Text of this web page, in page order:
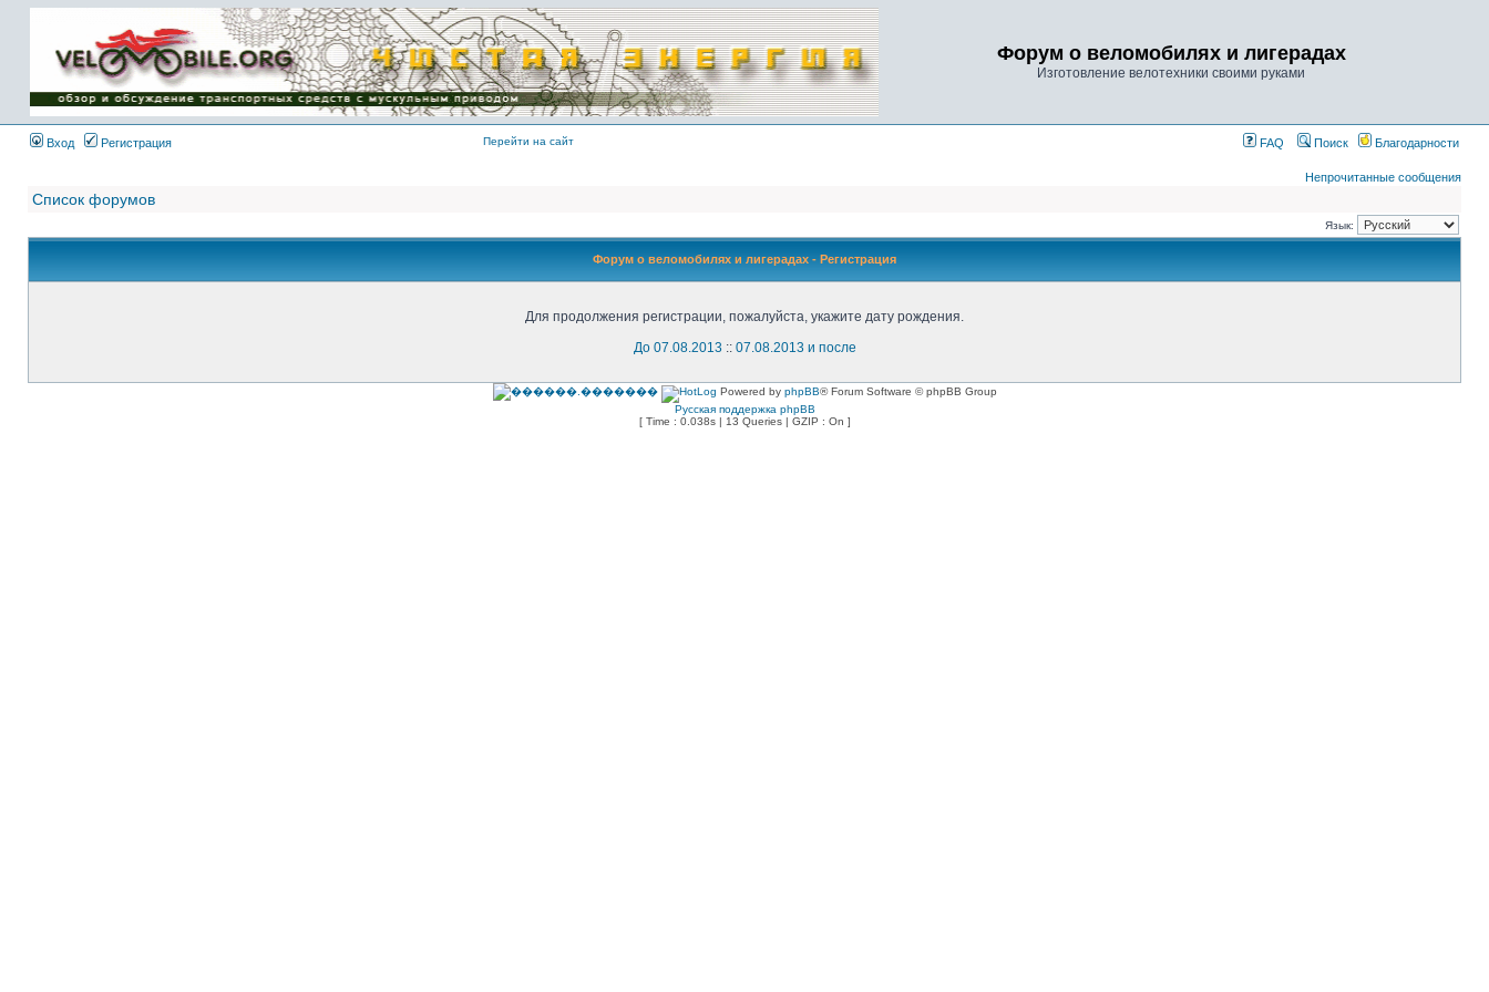
Имя пользователя:
Пароль:
{ LOG_ME_IN_SHORT
}
Форум о веломобилях и лигерадах
Изготовление велотехники своими руками
Вход Регистрация Перейти на сайт FAQ Поиск Благодарности
Непрочитанные сообщения
Список форумов
Язык:
Форум о веломобилях и лигерадах - Регистрация
Для продолжения регистрации, пожалуйста, укажите дату рождения.
До 07.08.2013 :: 07.08.2013 и после
Powered by phpBB® Forum Software © phpBB Group
Русская поддержка phpBB
[ Time : 0.038s | 13 Queries | GZIP : On ]